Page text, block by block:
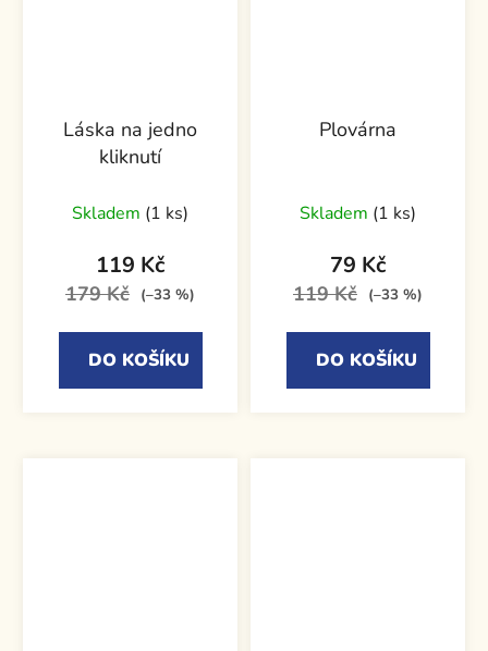
Láska na jedno
kliknutí
Skladem (1 ks)
119 Kč
179 Kč (–33 %)
DO KOŠÍKU
Plovárna
Skladem (1 ks)
79 Kč
119 Kč (–33 %)
DO KOŠÍKU